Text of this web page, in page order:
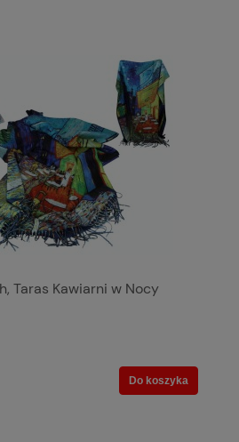
Taras Kawiarni w Nocy
Do koszyka